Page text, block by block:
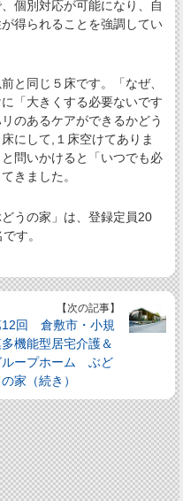
個別対応が可能になり、自
得られることを強調してい
と同じ５床です。「なぜ、
「大きくする必要ないです
のあるケアができるかどう
にして,１床空けてありま
問いかけると「いつでも必
きました。
うの家」は、登録定員20
す。
【次の記事】
12回 倉敷市・小規
機能型居宅介護＆
ループホーム ぶど
の家（続き）